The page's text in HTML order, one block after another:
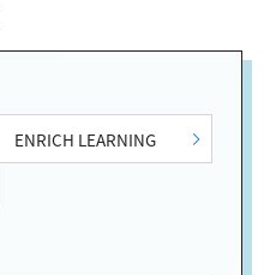
ENRICH LEARNING